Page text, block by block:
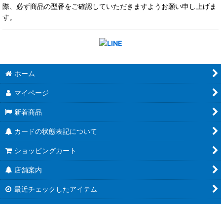
際、必ず商品の型番をご確認していただきますようお願い申し上げま
す。
ホーム
マイページ
新着商品
カードの状態表記について
ショッピングカート
店舗案内
最近チェックしたアイテム